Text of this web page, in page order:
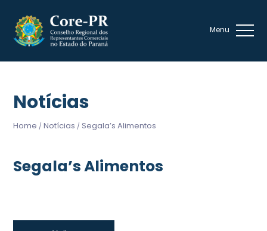
Notícias
Home / Notícias / Segala’s Alimentos
Segala’s Alimentos